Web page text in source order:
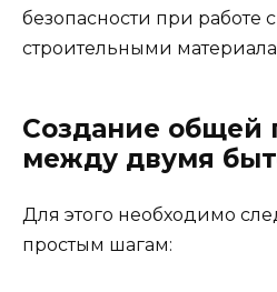
безопасности при работе
строительными
Создание общей
между двумя
Для этого необходимо
простым шагам: